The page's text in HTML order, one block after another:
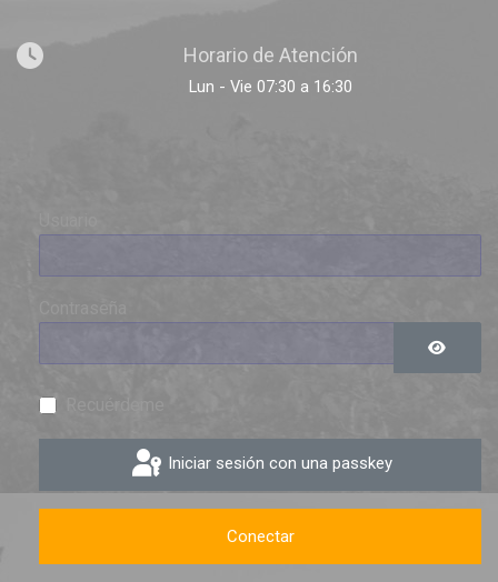
Horario de Atención
Lun - Vie 07:30 a 16:30
Mostrar
Iniciar sesión con una passkey
Conectar